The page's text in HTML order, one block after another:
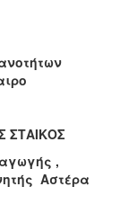
ΣΤΑΙΚΟΣ
,
Αστέρα